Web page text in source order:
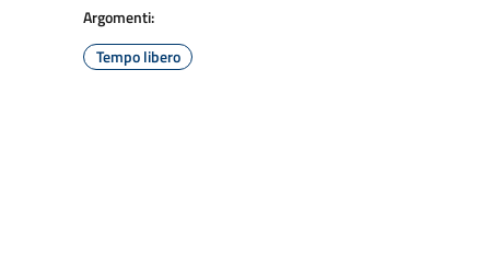
Argomenti:
Tempo libero